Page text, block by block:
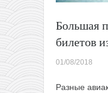
Большая
билетов
01/08/2018
Разные